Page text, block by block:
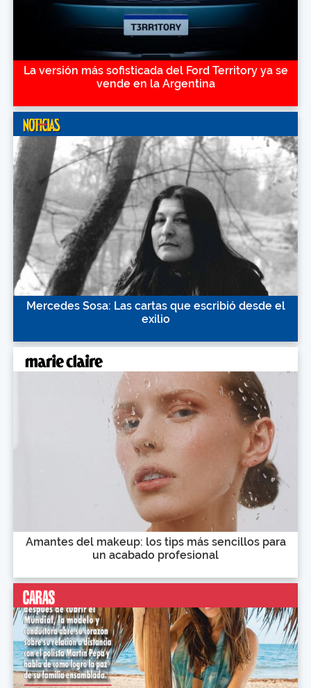
La versión más sofisticada del Ford Territory ya se
vende en la Argentina
Mercedes Sosa: Las cartas que escribió desde el
exilio
Amantes del makeup: los tips más sencillos para
un acabado profesional